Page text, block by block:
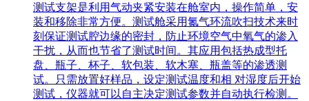
测试支架是利用气动夹紧安装在舱室内，操作简单，安
装和移除非常方便。测试舱采用氮气环流吹扫技术来时
刻保证测试腔边缘的密封，防止环境空气中氧气的渗入
干扰，从而也节省了测试时间。其应用包括热成型托
盘、瓶子、杯子、软包装、软木塞、瓶盖等的渗透测
试。只需放置好样品，设定测试温度和相 对湿度后开始
测试，仪器就可以自主决定测试参数并自动执行检测。